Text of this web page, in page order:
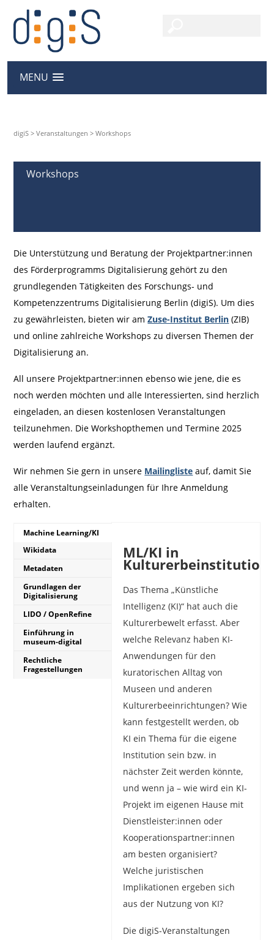
MENU
digiS >Veranstaltungen >Workshops
Workshops
Die Unterstützung und Beratung der Projektpartner:innen
des Förderprogramms Digitalisierung gehört zu den
grundlegenden Tätigkeiten des Forschungs- und
Kompetenzzentrums Digitalisierung Berlin (digiS). Um dies
zu gewährleisten, bieten wir amZuse-Institut Berlin (ZIB)
und online zahlreiche Workshops zu diversen Themen der
Digitalisierung an.
All unsere Projektpartner:innen ebenso wie jene, die es
noch werden möchten und alle Interessierten, sind herzlich
eingeladen, an diesen kostenlosen Veranstaltungen
teilzunehmen. Die Workshopthemen und Termine 2025
werden laufend ergänzt.
Wir nehmen Sie gern in unsere Mailingliste auf, damit Sie
alle Veranstaltungseinladungen für Ihre Anmeldung
erhalten.
Machine Learning/KI
Wikidata
Metadaten
Grundlagen der
Digitalisierung
LIDO / OpenRefine
Einführung in
museum-digital
Rechtliche
Fragestellungen
ML/KI in
Das Thema „Künstliche
Intelligenz (KI)“ hat auch die
Kulturerbewelt erfasst. Aber
welche Relevanz haben KI-
Anwendungen für den
kuratorischen Alltag von
Museen und anderen
Kulturerbeeinrichtungen? Wie
kann festgestellt werden, ob
KI ein Thema für die eigene
Institution sein bzw. in
nächster Zeit werden könnte,
und wenn ja – wie wird ein KI-
Projekt im eigenen Hause mit
Dienstleister:innen oder
Kooperationspartner:innen
am besten organisiert?
Welche juristischen
Implikationen ergeben sich
aus der Nutzung von KI?
Die digiS-Veranstaltungen